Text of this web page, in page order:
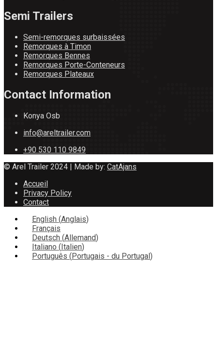
Semi Trailers
Semi-remorques surbaissées
Remorques à Timon
Remorques Bennes
Remorques Porte-Conteneurs
Remorques Plateaux
Contact Information
Konya Osb
info@areltrailer.com
+90 530 110 9849
© Arel Trailer 2024 | Made by: CatAjans
Accueil
Privacy Policy
Contact
English (Anglais)
Français
Deutsch (Allemand)
Italiano ( Italien)
Português ( Portugais - du Portugal )